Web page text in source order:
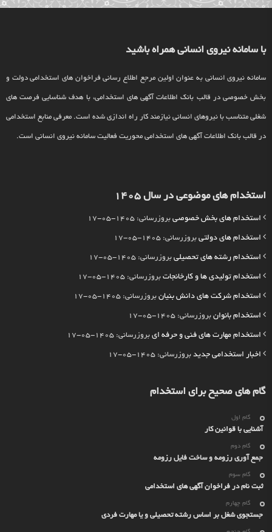
با سامانه نیروی انسانی همراه باشید
سامانه نیروی انسانی به عنوان اولین مرجع اطلاع رسانی فراخوان های استخدامی دولت و
بخش خصوصی در قالب بانک اطلاعات آگهی های استخدامی، با هدف شناسایی فرصت های
شغلی متناسب با نیروهای انسانی نیازمند کار راه اندازی شده است. معرفی منابع استخدامی
در قالب بانک اطلاعات آگهی های استخدامی محوریت فعالیت سامانه نیروی انسانی است.
استخدام های موضوعی در سال 1405
استخدام های بخش خصوصی بروزرسانی: 1405-05-17
استخدام های دولتی بروزرسانی: 1405-05-17
استخدام رشته های تحصیلی بروزرسانی: 1405-05-17
استخدام تولیدی ها و کارخانجات بروزرسانی: 1405-05-17
استخدام شرکت های دانش بنیان بروزرسانی: 1405-05-17
استخدام بانوان بروزرسانی: 1405-05-17
استخدام مهارت های فنی و حرفه ای بروزرسانی: 1405-05-17
اخبار استخدامی جدید بروزرسانی: 1405-05-17
گام های صحیح برای استخدام
گام اول
آشنایی با قوانین کار
گام دوم
جمع آوری رزومه و ساخت فایل رزومه
گام سوم
ثبت نام در فراخوان آگهی های استخدامی
گام چهارم
جستجوی شغل بر اساس رشته تحصیلی و یا مهارت فردی